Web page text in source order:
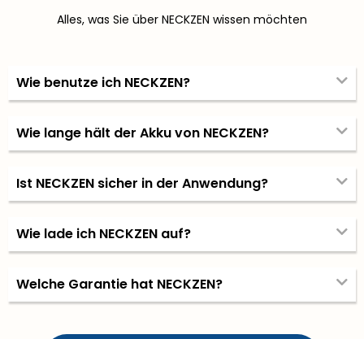
Alles, was Sie über NECKZEN wissen möchten
Wie benutze ich NECKZEN?
Wie lange hält der Akku von NECKZEN?
Ist NECKZEN sicher in der Anwendung?
Wie lade ich NECKZEN auf?
Welche Garantie hat NECKZEN?